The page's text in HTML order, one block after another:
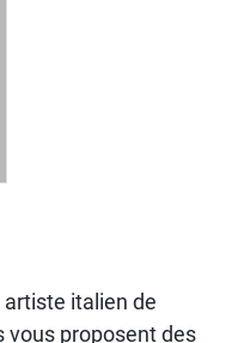
artiste italien de
vous proposent des